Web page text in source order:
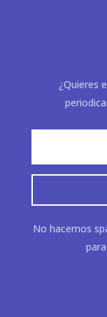
¿Quieres
No hacemos